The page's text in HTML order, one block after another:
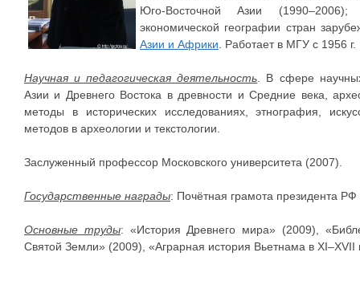
Юго-Восточной Азии
экономической географии стран
Азии и Африки . Работает в МГУ с 1956 г.
Научная и педагогическая деятельность . В сфере
Азии и Древнего Востока в древности и Средние века,
методы в исторических исследованиях, этнография,
методов в археологии и текстологии.
Заслуженный профессор Московского университета (2007).
Государственные награды: Почётная грамота президента
Основные труды: «История Древнего мира» (2009),
Святой Земли» (2009), «Аграрная история Вьетнама в XI–XVII